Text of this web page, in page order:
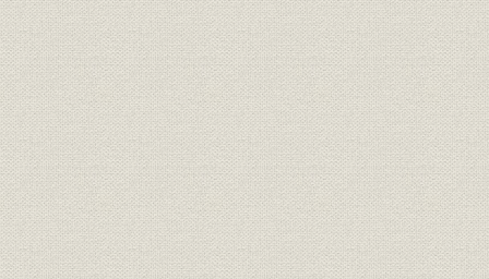
従業員;生産
延岡工場の従業員数とアンモニ
ア生産高の推移
1923年
製造工程 村山式硝酸合成のフローシート 1977年
賃金
日本窒素火薬一般工員(傭員)の
初任給(日給)
1932年
株式
日本ベンベルグ絹糸の創立当初
の株主構成
1929年4月
従業員
日本ベンベルグ絹糸 延岡工場の
在籍人数の推移
1931年11